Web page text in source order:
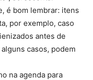
é bom lembrar: itens
por exemplo, caso
antes de
casos, podem
na agenda para